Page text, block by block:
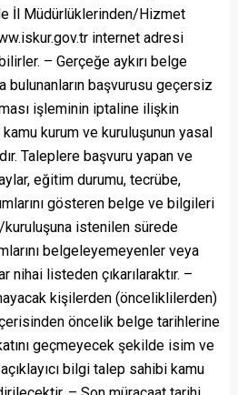
İl Müdürlüklerinden/Hizmet
internet adresi
– Gerçeğe aykırı belge
bulunanların başvurusu geçersiz
işleminin iptaline ilişkin
kurum ve kuruluşunun yasal
Taleplere başvuru yapan ve
eğitim durumu, tecrübe,
gösteren belge ve bilgileri
istenilen sürede
belgeleyemeyenler veya
nihai listeden çıkarılaraktır. –
kişilerden (önceliklilerden)
öncelik belge tarihlerine
geçmeyecek şekilde isim ve
bilgi talep sahibi kamu